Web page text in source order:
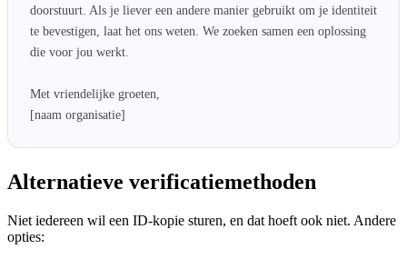
doorstuurt. Als je liever een andere manier gebruikt om je identiteit
te bevestigen, laat het ons weten. We zoeken samen een oplossing
die voor jou werkt.
Met vriendelijke groeten,
[naam organisatie]
Alternatieve verificatiemethoden
Niet iedereen wil een ID-kopie sturen, en dat hoeft ook niet. Andere
opties: